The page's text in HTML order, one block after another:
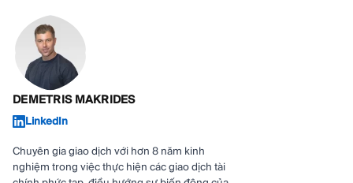
DEMETRIS MAKRIDES
LinkedIn
Chuyên gia giao dịch với hơn 8 năm kinh
nghiệm trong việc thực hiện các giao dịch tài